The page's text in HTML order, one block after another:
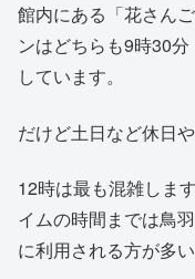
館内にある「花さん
ンはどちらも9時30
しています。
だけど土日など休日
12時は最も混雑しま
イムの時間までは鳥
に利用される方が多い